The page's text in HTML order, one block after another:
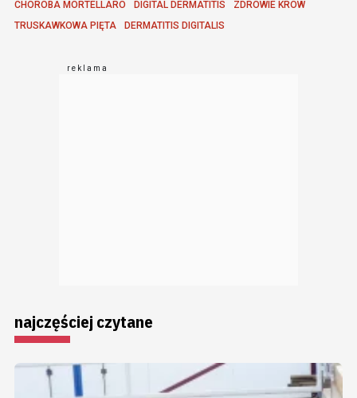
CHOROBA MORTELLARO DIGITAL DERMATITIS
ZDROWIE KRÓW
TRUSKAWKOWA PIĘTA
DERMATITIS DIGITALIS
najczęściej czytane